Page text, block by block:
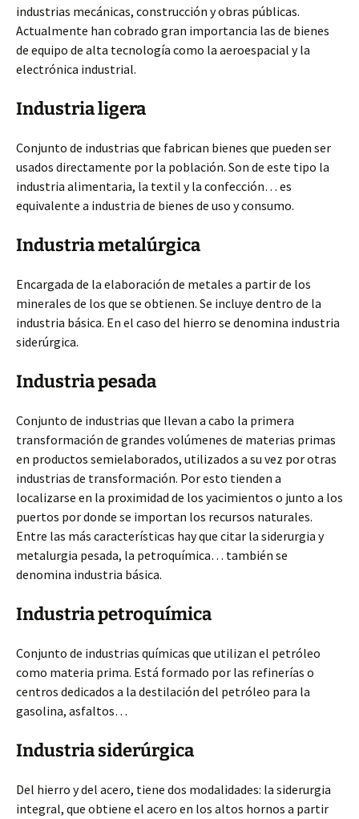
industrias mecánicas, construcción y obras públicas.
Actualmente han cobrado gran importancia las de bienes
de equipo de alta tecnología como la aeroespacial y la
electrónica industrial.
Industria ligera
Conjunto de industrias que fabrican bienes que pueden ser
usados directamente por la población. Son de este tipo la
industria alimentaria, la textil y la confección… es
equivalente a industria de bienes de uso y consumo.
Industria metalúrgica
Encargada de la elaboración de metales a partir de los
minerales de los que se obtienen. Se incluye dentro de la
industria básica. En el caso del hierro se denomina industria
siderúrgica.
Industria pesada
Conjunto de industrias que llevan a cabo la primera
transformación de grandes volúmenes de materias primas
en productos semielaborados, utilizados a su vez por otras
industrias de transformación. Por esto tienden a
localizarse en la proximidad de los yacimientos o junto a los
puertos por donde se importan los recursos naturales.
Entre las más características hay que citar la siderurgia y
metalurgia pesada, la petroquímica… también se
denomina industria básica.
Industria petroquímica
Conjunto de industrias químicas que utilizan el petróleo
como materia prima. Está formado por las refinerías o
centros dedicados a la destilación del petróleo para la
gasolina, asfaltos…
Industria siderúrgica
Del hierro y del acero, tiene dos modalidades: la siderurgia
integral, que obtiene el acero en los altos hornos a partir